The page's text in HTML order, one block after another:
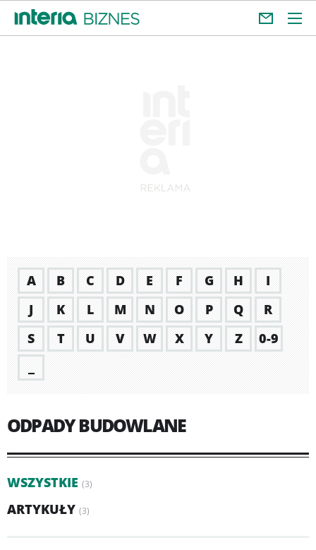
A B C D E F G H
I
J
K L M N O P Q
R
S
T U V W X Y Z
0-9
ODPADY BUDOWLANE
WSZYSTKIE (3)
ARTYKUŁY (3)